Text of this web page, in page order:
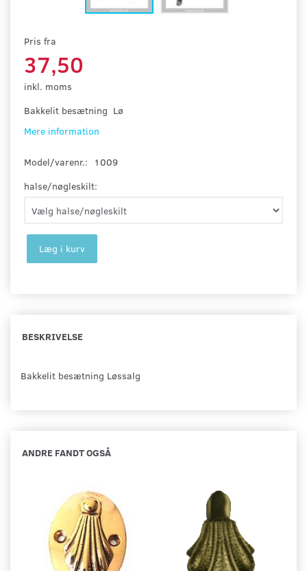
Pris fra
37,50
inkl. moms
Bakkelit besætning Lø
Mere information
Model/varenr.:
1009
halse/nøgleskilt:
Læg i kurv
BESKRIVELSE
Bakkelit besætning Løssalg
ANDRE FANDT OGSÅ